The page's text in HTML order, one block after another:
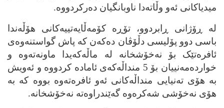
میدیاکانی ئه‌و وڵاته‌دا ناوبانگیان ده‌رکردووه‌.
له‌ ڕۆژانی ڕابردوو، تۆڕه‌ کۆمه‌ڵایه‌تییه‌کانی هۆڵه‌ندا
باسی دوو پۆلیسی دڵۆڤان ده‌که‌ن که‌ پاش گواستنه‌وه‌ی
ئافره‌تێک بۆ نه‌خۆشخانه‌ له‌ ماڵه‌که‌یدا ماونه‌ته‌وه‌ و
خوارده‌مه‌نییان بۆ 5 منداڵه‌که‌ی ئاماده‌ کردووه‌ و ئه‌ویش
به‌ هۆی ته‌نیایی منداڵه‌کانی ئه‌و ئافره‌ته‌وه‌ بووه‌ که‌ به‌
هۆی نه‌خۆشی شه‌کره‌وه‌ گه‌ێندراوه‌ته‌ نه‌خۆشخانه‌.